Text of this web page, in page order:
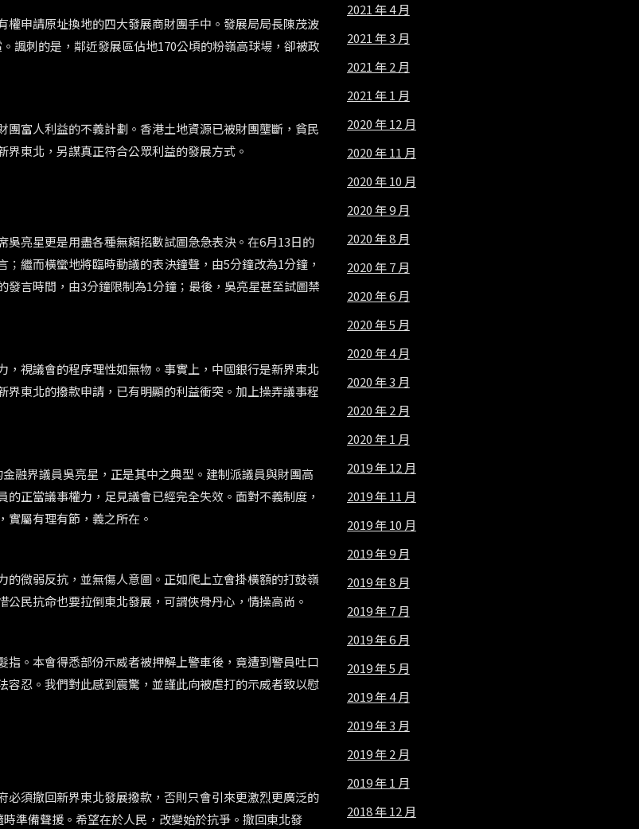
申請原址換地的四大發展商財團手中。發展局局長陳茂波
諷刺的是，鄰近發展區佔地170公頃的粉嶺高球場，卻被政
富人利益的不義計劃。香港土地資源已被財團壟斷，貧民
東北，另謀真正符合公眾利益的發展方式。
亮星更是用盡各種無賴招數試圖急急表決。在6月13日的
繼而橫蠻地將臨時動議的表決鐘聲，由5分鐘改為1分鐘，
言時間，由3分鐘限制為1分鐘；最後，吳亮星甚至試圖禁
視議會的程序理性如無物。事實上，中國銀行是新界東北
東北的撥款申請，已有明顯的利益衝突。加上操弄議事程
融界議員吳亮星，正是其中之典型。建制派議員與財團高
正當議事權力，足見議會已經完全失效。面對不義制度，
屬有理有節，義之所在。
微弱反抗，並無傷人意圖。正如爬上立會掛橫額的打鼓嶺
民抗命也要拉倒東北發展，可謂俠骨丹心，情操高尚。
。本會得悉部份示威者被押解上警車後，竟遭到警員吐口
忍。我們對此感到震驚，並謹此向被虐打的示威者致以慰
須撤回新界東北發展撥款，否則只會引來更激烈更廣泛的
準備聲援。希望在於人民，改變始於抗爭。撤回東北發
2021 年 4 月
2021 年 3 月
2021 年 2 月
2021 年 1 月
2020 年 12 月
2020 年 11 月
2020 年 10 月
2020 年 9 月
2020 年 8 月
2020 年 7 月
2020 年 6 月
2020 年 5 月
2020 年 4 月
2020 年 3 月
2020 年 2 月
2020 年 1 月
2019 年 12 月
2019 年 11 月
2019 年 10 月
2019 年 9 月
2019 年 8 月
2019 年 7 月
2019 年 6 月
2019 年 5 月
2019 年 4 月
2019 年 3 月
2019 年 2 月
2019 年 1 月
2018 年 12 月